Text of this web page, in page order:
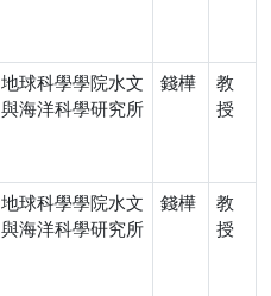
地球科學學院水文
與海洋科學研究所
錢樺
教
授
地球科學學院水文
與海洋科學研究所
錢樺
教
授